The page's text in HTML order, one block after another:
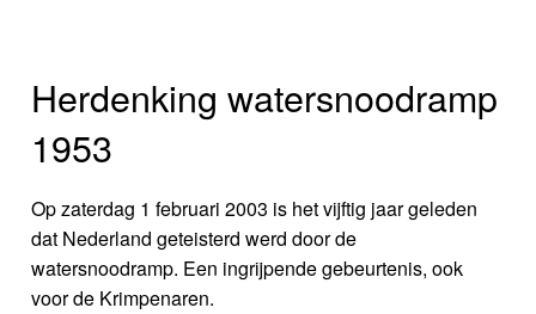
Herdenking watersnoodramp
1953
Op zaterdag 1 februari 2003 is het vijftig jaar geleden
dat Nederland geteisterd werd door de
watersnoodramp. Een ingrijpende gebeurtenis, ook
voor de Krimpenaren.